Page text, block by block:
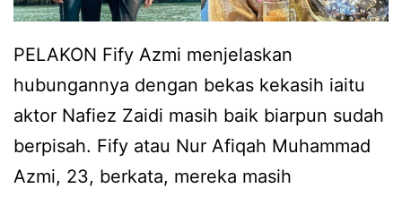
l
a
k
i
,
F
i
f
y
A
PELAKON Fify Azmi menjelaskan
hubungannya dengan bekas kekasih iaitu
aktor Nafiez Zaidi masih baik biarpun sudah
berpisah. Fify atau Nur Afiqah Muhammad
Azmi, 23, berkata, mereka masih